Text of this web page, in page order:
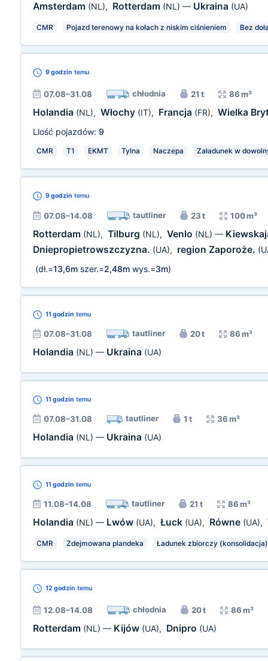
Amsterdam (NL), Rotterdam (NL) — Ukraina (UA)
CMR Pojazd terenowy na kołach z niskim ciśnieniem Bez
9 godzin temu
07.08–31.08 chłodnia 21 t 86 m³
Holandia (NL), Włochy (IT), Francja (FR), Wielka
Llość pojazdów: 9
CMR T1 EKMT Tylna Naczepa Załadunek w
9 godzin temu
07.08–14.08 tautliner 23 t 100 m³
Rotterdam (NL), Tilburg (NL), Venlo (NL) —
Dniepropietrowszczyzna. (UA), region Zaporoże.
(dł.=13,6m szer.=2,48m wys.=3m)
11 godzin temu
07.08–31.08 tautliner 20 t 86 m³
Holandia (NL) — Ukraina (UA)
11 godzin temu
07.08–31.08 tautliner 1 t 36 m³
Holandia (NL) — Ukraina (UA)
11 godzin temu
11.08–14.08 tautliner 21 t 86 m³
Holandia (NL) — Lwów (UA), Łuck (UA), Równe (UA),
CMR Zdejmowana plandeka Ładunek zbiorczy (konsolidacja)
12 godzin temu
12.08–14.08 chłodnia 20 t 86 m³
Rotterdam (NL) — Kijów (UA), Dnipro (UA)